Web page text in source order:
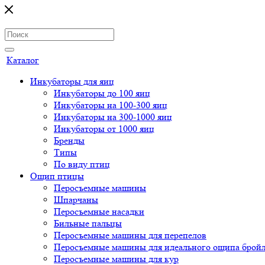
Каталог
Инкубаторы для яиц
Инкубаторы до 100 яиц
Инкубаторы на 100-300 яиц
Инкубаторы на 300-1000 яиц
Инкубаторы от 1000 яиц
Бренды
Типы
По виду птиц
Ощип птицы
Перосъемные машины
Шпарчаны
Перосъемные насадки
Бильные пальцы
Перосъемные машины для перепелов
Перосъемные машины для идеального ощипа
Перосъемные машины для кур